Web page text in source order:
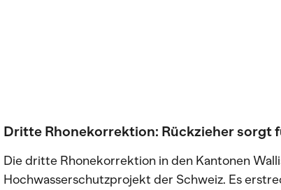
Dritte Rhonekorrektion: Rückzieher sorgt
Die dritte Rhonekorrektion in den Kantonen
Hochwasserschutzprojekt der Schweiz. Es